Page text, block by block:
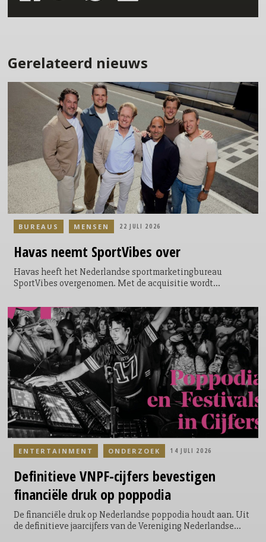
Gerelateerd nieuws
Havas neemt SportVibes over
Havas heeft het Nederlandse sportmarketingbureau
SportVibes overgenomen. Met de acquisitie wordt
het bureau verder onder de naam SportVibes by Havas Play.
De overname moet de positie van Havas Play in de Benelux
versterken op het gebied van sportmarketing, live-
evenementen en merkactivaties binnen onder meer sport,
muziek, entertainment, kunst & cultuur, mode en gaming.
BUREAUS MENSEN 22 JULI 2026
DefinitieveVNPF-cijfers bevestigen
financiële druk op poppodia
De financiële druk op Nederlandse poppodia houdt aan. Uit
de definitieve jaarcijfers van de Vereniging Nederlandse
ENTERTAINMENT ONDERZOEK 14 JULI 2026